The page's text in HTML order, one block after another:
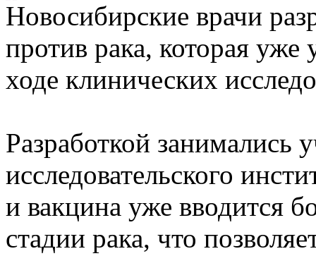
Новосибирские врачи
против рака, которая
ходе клинических
Разработкой занимались
исследовательского
и вакцина уже вводится
стадии рака, что